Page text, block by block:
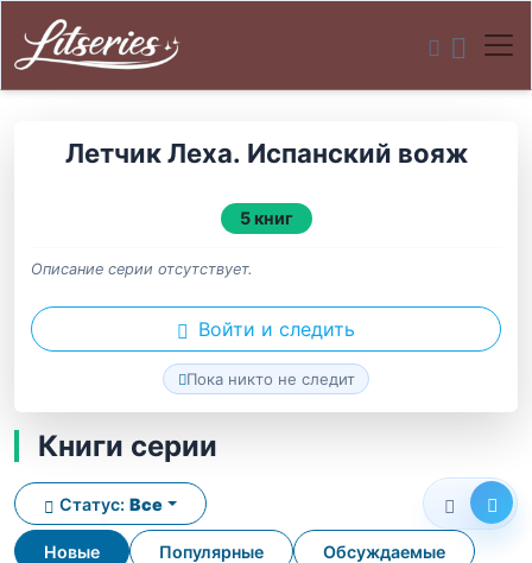
Летчик Леха. Испанский вояж
5 книг
Описание серии отсутствует.
Войти и следить
Пока никто не следит
Книги серии
Новые Популярные Обсуждаемые
Статус: Все